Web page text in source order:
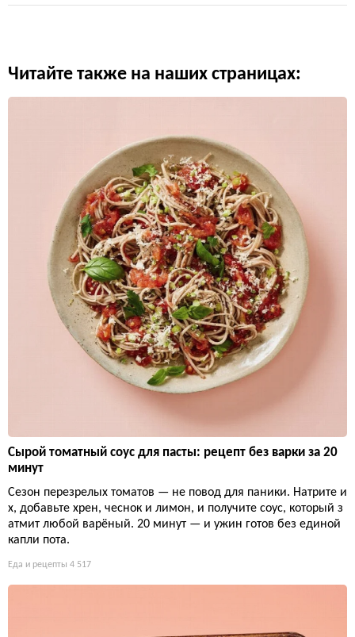
Читайте также на наших страницах:
Сырой томатный соус для пасты: рецепт без варки за 20
минут
Сезон перезрелых томатов — не повод для паники. Натрите и
х, добавьте хрен, чеснок и лимон, и получите соус, который з
атмит любой варёный. 20 минут — и ужин готов без единой
капли пота.
Еда и рецепты 4 517